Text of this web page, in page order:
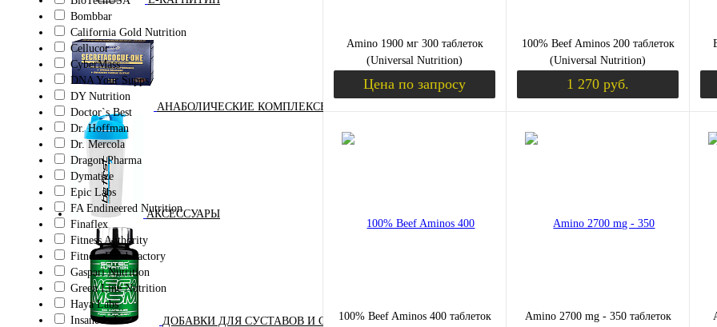
АНАБОЛИЧЕСКИЕ КОМПЛЕКСЫ(ПОВЫШЕНИЕ ТЕСТОСТЕРОНА)
АКСЕССУАРЫ
ДОБАВКИ ДЛЯ СУСТАВОВ И СВЯЗОК (ХОНДРОПРОТЕКТОРЫ)
Bombbar
California Gold Nutrition
Cellucor
CyberMass
DNA Your Supps
DY Nutrition
Doctor`s Best
Dr. Hoffman
Dr. Mercola
Dragon Pharma
Dymatize
Epic Labs
FA Endineered Nutrition
Finaflex
Fitness Authority
Fitness Food Factory
Gaspari Nutrition
Green Line Nutrition
Haya Labs
Insane Labz
Amino 1900 мг 300 таблеток
(Universal Nutrition)
Цена по запросу
100% Beef Aminos 200 таблеток
(Universal Nutrition)
1 270 руб.
Уведомить о
100% Beef Aminos 400 таблеток
Amino 2700 mg - 350 таблеток